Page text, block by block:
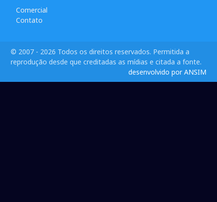
Comercial
Contato
© 2007 - 2026 Todos os direitos reservados. Permitida a
reprodução desde que creditadas as mídias e citada a fonte.
desenvolvido por ANSIM